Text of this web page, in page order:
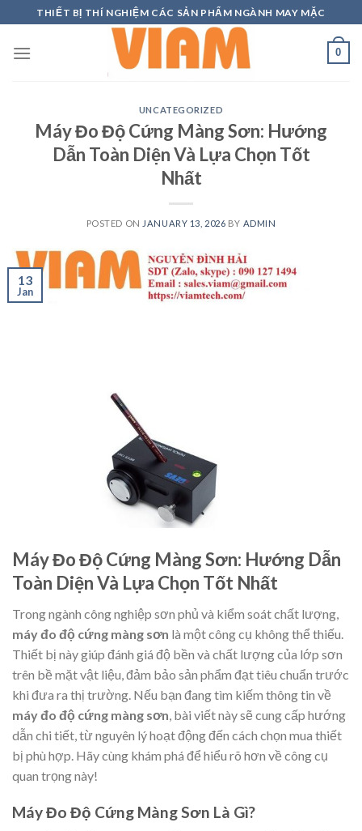
to
content
THIẾT BỊ THÍ NGHIỆM CÁC SẢN PHẨM NGÀNH MAY MẶC
0
UNCATEGORIZED
Máy Đo Độ Cứng Màng Sơn: Hướng
Dẫn Toàn Diện Và Lựa Chọn Tốt
Nhất
POSTED ON JANUARY 13, 2026 BY ADMIN
13
Jan
Máy Đo Độ Cứng Màng Sơn: Hướng Dẫn
Toàn Diện Và Lựa Chọn Tốt Nhất
Trong ngành công nghiệp sơn phủ và kiểm soát chất lượng,
máy đo độ cứng màng sơn là một công cụ không thể thiếu.
Thiết bị này giúp đánh giá độ bền và chất lượng của lớp sơn
trên bề mặt vật liệu, đảm bảo sản phẩm đạt tiêu chuẩn trước
khi đưa ra thị trường. Nếu bạn đang tìm kiếm thông tin về
máy đo độ cứng màng sơn, bài viết này sẽ cung cấp hướng
dẫn chi tiết, từ nguyên lý hoạt động đến cách chọn mua thiết
bị phù hợp. Hãy cùng khám phá để hiểu rõ hơn về công cụ
quan trọng này!
Máy Đo Độ Cứng Màng Sơn Là Gì?